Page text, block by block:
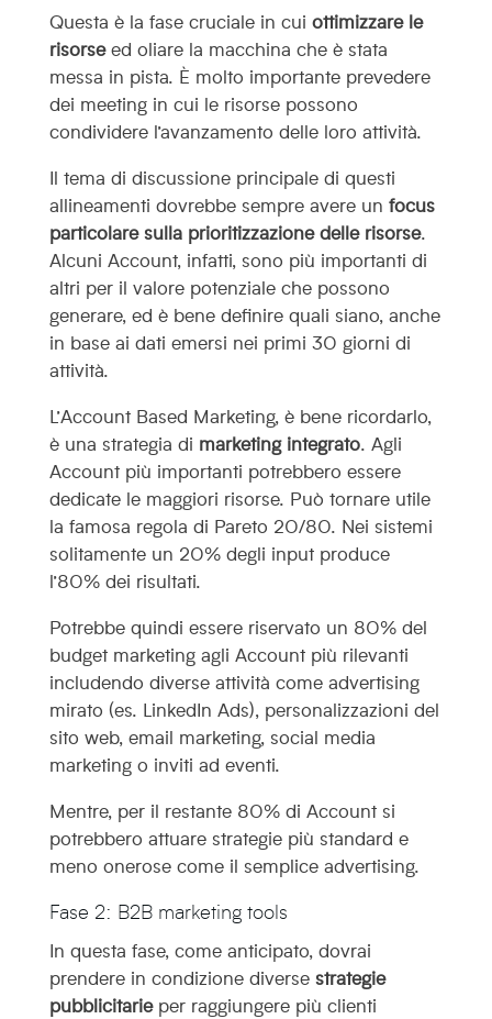
Questa è la fase cruciale in cui ottimizzare le
risorseed oliare la macchina che è stata
messa in pista. È molto importante prevedere
dei meeting in cui le risorse possono
condividere l’avanzamento delle loro attività.
Il tema di discussione principale di questi
allineamenti dovrebbe sempre avere un focus
particolare sulla prioritizzazione delle risorse.
Alcuni Account, infatti, sono più importanti di
altri per il valore potenziale che possono
generare, ed è bene definire quali siano, anche
in base ai dati emersi nei primi 30 giorni di
attività.
L’Account Based Marketing, è bene ricordarlo,
è una strategia di marketing integrato. Agli
Account più importanti potrebbero essere
dedicate le maggiori risorse. Può tornare utile
la famosa regola di Pareto 20/80. Nei sistemi
solitamente un 20% degli input produce
l’80% dei risultati.
Potrebbe quindi essere riservato un 80% del
budget marketing agli Account più rilevanti
includendo diverse attività come advertising
mirato (es. LinkedIn Ads), personalizzazioni del
sito web, email marketing, social media
marketing o inviti ad eventi.
Mentre, per il restante 80% di Account si
potrebbero attuare strategie più standard e
meno onerose come il semplice advertising.
Fase 2: B2B marketing tools
In questa fase, come anticipato, dovrai
prendere in condizione diverse strategie
pubblicitarieper raggiungere più clienti